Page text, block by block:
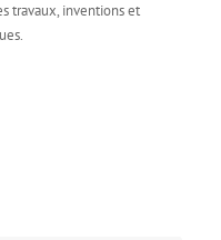
travaux, inventions et